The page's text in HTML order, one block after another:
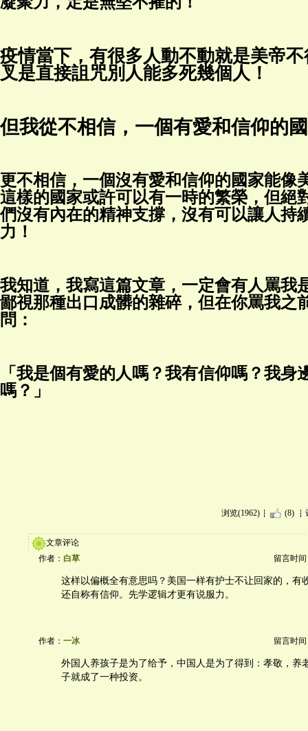
疫情當下，有很多人動不動就是美帝
叉是直接詛咒別人能多死幾個人！
但我從不相信，一個有愛和信仰的
更不相信，一個沒有愛和信仰的國家能像
這樣的國家或許可以有一時的繁榮，但絕
們沒有內在的精神支撐，沒有可以讓人持
力！
我知道，我寫這篇文章，一定會有人罵我
鄙視那種出口成髒的雜碎，但在你罵我之
問：
「我是個有愛的人嗎？我有信仰嗎？我身
嗎？」
浏览(1962) (8)
文章评论
作者： 白草 留言时间
这样以偏概全有意思吗？美国一样有护士不让回家的，有
还自称有信仰。先学逻辑才更有说服力。
作者： 一冰 留言时间
外国人养孩子是为了给予，中国人是为了得到：孝敬，养
子就成了一种投资。